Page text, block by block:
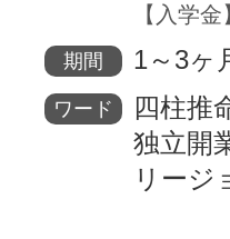
【入学
期間 1～3ヶ
ワード
四柱推
独立開
リージ